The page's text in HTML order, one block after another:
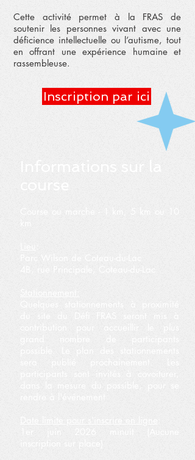
Cette activité permet à la FRAS de
soutenir les personnes vivant avec une
déficience intellectuelle ou l’autisme, tout
en offrant une expérience humaine et
rassembleuse.
Inscription par ici
Informations sur la
course
Course ou marche - 1 km, 5 km ou 10
km
Parc Wilson de Coteau-du-Lac
4B, rue Principale, Coteau-du-Lac
Stationnement:
du site du Défi FRAS seront mis à
contribution pour accueillir le plus
grand nombre de participants
possible. Le plan des stationnements
sera publié prochainement. Les
participants sont invités à covoiturer,
dans la mesure du possible, pour se
rendre à l'événement
1er juin 2026 minuit (Aucune
inscription sur place)